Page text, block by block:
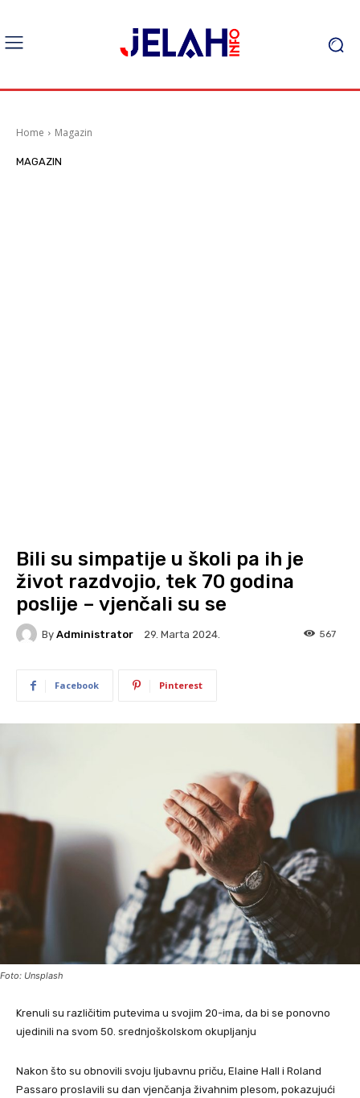
Home Magazin
MAGAZIN
Bili su simpatije u školi pa ih je
život razdvojio, tek 70 godina
poslije – vjenčali su se
By Administrator 29. Marta 2024. 567
Facebook Pinterest
Foto: Unsplash
Krenuli su različitim putevima u svojim 20-ima, da bi se ponovno
ujedinili na svom 50. srednjoškolskom okupljanju
Nakon što su obnovili svoju ljubavnu priču, Elaine Hall i Roland
Passaro proslavili su dan vjenčanja živahnim plesom, pokazujući